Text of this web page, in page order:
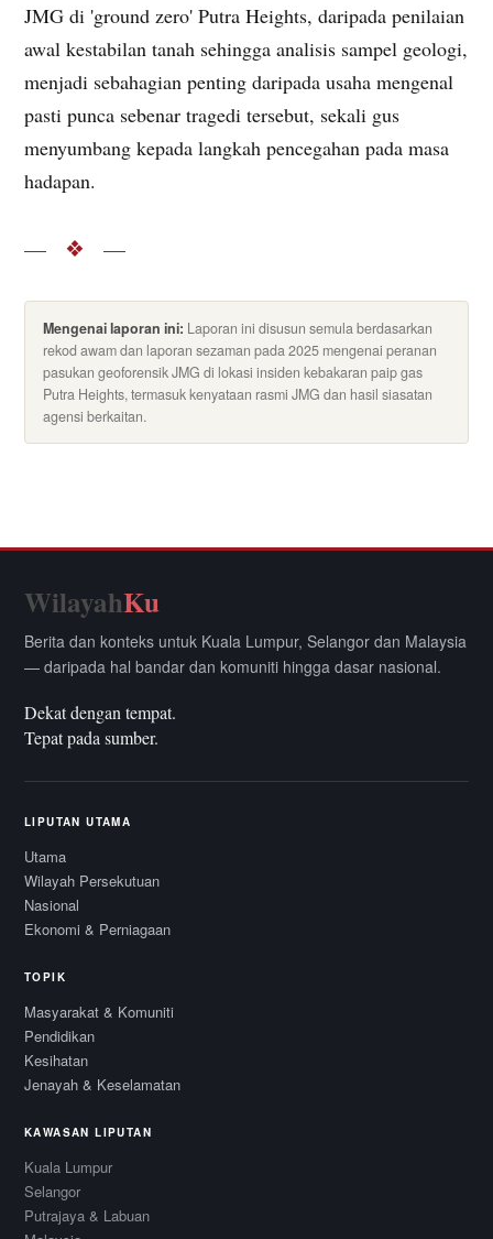
JMG di 'ground zero' Putra Heights, daripada penilaian
awal kestabilan tanah sehingga analisis sampel geologi,
menjadi sebahagian penting daripada usaha mengenal
pasti punca sebenar tragedi tersebut, sekali gus
menyumbang kepada langkah pencegahan pada masa
hadapan.
— ❖ —
Mengenai laporan ini: Laporan ini disusun semula berdasarkan
rekod awam dan laporan sezaman pada 2025 mengenai peranan
pasukan geoforensik JMG di lokasi insiden kebakaran paip gas
Putra Heights, termasuk kenyataan rasmi JMG dan hasil siasatan
agensi berkaitan.
WilayahKu
Berita dan konteks untuk Kuala Lumpur, Selangor dan Malaysia
— daripada hal bandar dan komuniti hingga dasar nasional.
Dekat dengan tempat.
Tepat pada sumber.
LIPUTAN UTAMA
Utama
Wilayah Persekutuan
Nasional
Ekonomi & Perniagaan
TOPIK
Masyarakat & Komuniti
Pendidikan
Kesihatan
Jenayah & Keselamatan
KAWASAN LIPUTAN
Kuala Lumpur
Selangor
Putrajaya & Labuan